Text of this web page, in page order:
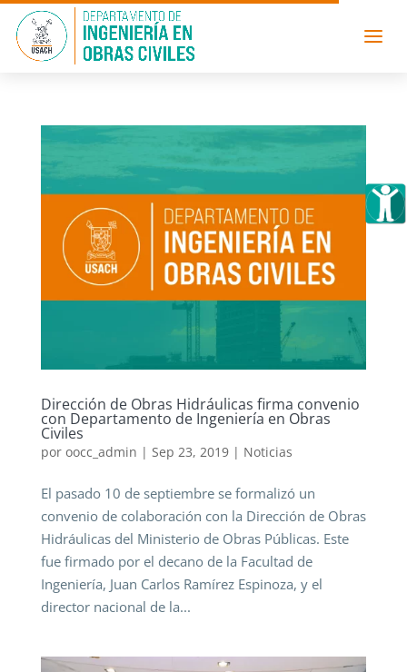
Dirección de Obras Hidráulicas firma convenio
con Departamento de Ingeniería en Obras
Civiles
por oocc_admin | Sep 23, 2019| Noticias
El pasado 10 de septiembre se formalizó un
convenio de colaboración con la Dirección de Obras
Hidráulicas del Ministerio de Obras Públicas. Este
fue firmado por el decano de la Facultad de
Ingeniería, Juan Carlos Ramírez Espinoza, y el
director nacional de la...